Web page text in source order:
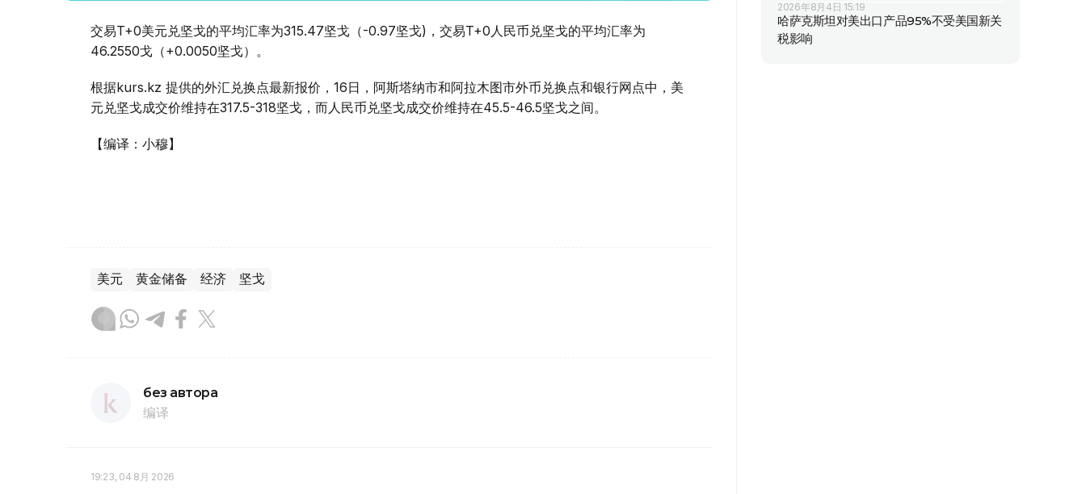
交易T+0美元兑坚戈的平均汇率为315.47坚戈（-0.97坚戈)，交易T+0人民币兑坚戈的平均汇率为
46.2550戈（+0.0050坚戈）。
根据kurs.kz 提供的外汇兑换点最新报价，16日，阿斯塔纳市和阿拉木图市外币兑换点和银行网点中，美
元兑坚戈成交价维持在317.5-318坚戈，而人民币兑坚戈成交价维持在45.5-46.5坚戈之间。
【编译：小穆】
美元 黄金储备 经济 坚戈
без автора
编译
19:23, 04 8月 2026
2026年8月4日 15:19
哈萨克斯坦对美出口产品95%不受美国新关
税影响